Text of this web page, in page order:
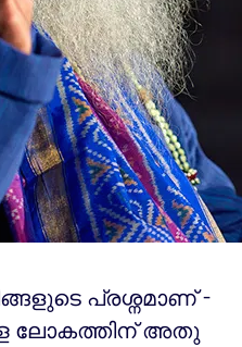
പ്രശ്നമാണ് -
ലോകത്തിന് അതു